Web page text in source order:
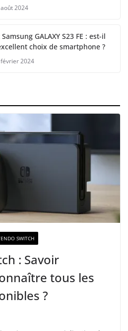
2024
GALAXY S23 FE : est-il
choix de smartphone ?
2024
SWITCH
: Savoir
tous les
?